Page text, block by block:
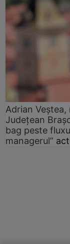
Adrian
Județean
bag peste
managerul”